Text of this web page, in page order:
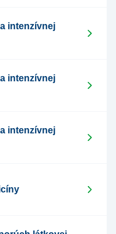
intenzívnej
intenzívnej
intenzívnej